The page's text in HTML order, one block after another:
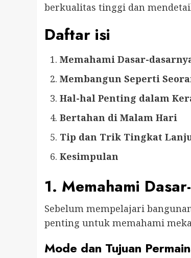
berkualitas tinggi dan
Daftar isi
Memahami Dasar-
Membangun Seperti
Hal-hal Penting dalam
Bertahan di Malam Hari
Tip dan Trik Tingkat
Kesimpulan
1. Memahami
Sebelum mempelajari
penting untuk memahami
Mode dan Tujuan